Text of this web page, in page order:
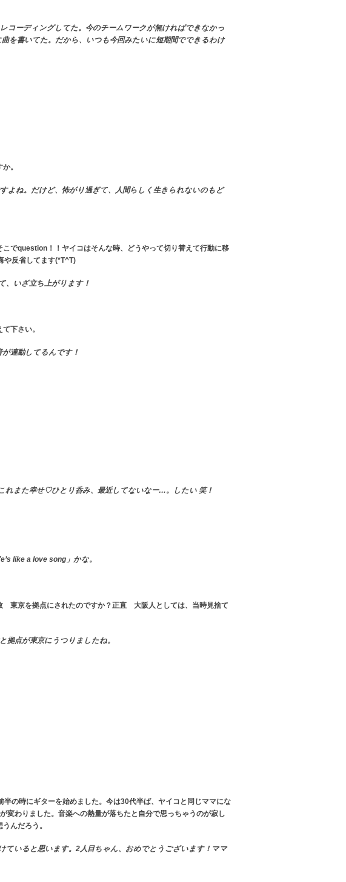
コーディングしてた。今のチームワークが無ければできなかっ
を書いてた。だから、いつも今回みたいに短期間でできるわけ
。
よね。だけど、怖がり過ぎて、人間らしく生きられないのもど
でquestion！！ヤイコはそんな時、どうやって切り替えて行動に移
や反省してます(*T^T)
、いざ立ち上がります！
下さい。
連動してるんです！
れまた幸せ♡ひとり呑み、最近してないなー…。したい 笑！
like a love song」かな。
東京を拠点にされたのですか？正直 大阪人としては、当時見捨て
拠点が東京にうつりましたね。
の時にギターを始めました。今は30代半ば、ヤイコと同じママにな
わりました。音楽への熱量が落ちたと自分で思っちゃうのが寂し
んだろう。
ていると思います。2人目ちゃん、おめでとうございます！ママ